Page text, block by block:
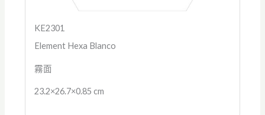
KE2301
Element Hexa Blanco
霧面
23.2×26.7×0.85 cm